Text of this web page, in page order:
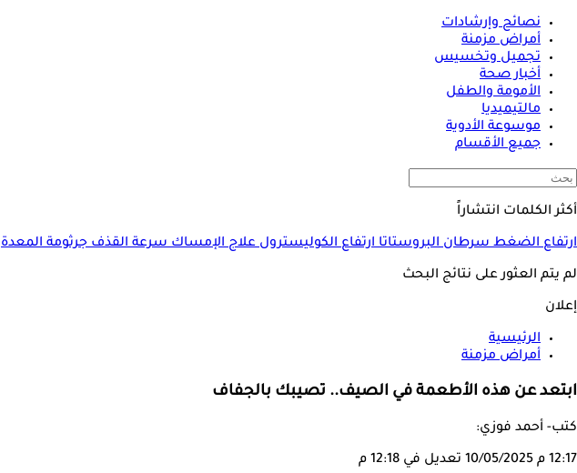
نصائح وإرشادات
أمراض مزمنة
تجميل وتخسيس
أخبار صحة
الأمومة والطفل
مالتيميديا
موسوعة الأدوية
جميع الأقسام
أكثر الكلمات انتشاراً
ارتفاع الضغطسرطان البروستاتاارتفاع الكوليسترولعلاج الإمساكسرعة القذفجرثومة المعدة
لم يتم العثور على نتائج البحث
إعلان
الرئيسية
أمراض مزمنة
ابتعد عن هذه الأطعمة في الصيف.. تصيبك بالجفاف
كتب- أحمد فوزي:
12:17 م 10/05/2025 تعديل في 12:18 م